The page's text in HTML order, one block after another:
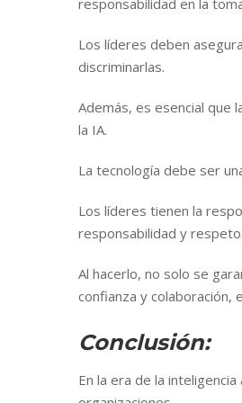
responsabilidad en la
Los líderes deben
discriminarlas.
Además, es esencial que
la IA.
La tecnología debe ser
Los líderes tienen la
responsabilidad y respeto.
Al hacerlo, no solo se
confianza y colaboración,
Conclusión:
En la era de la